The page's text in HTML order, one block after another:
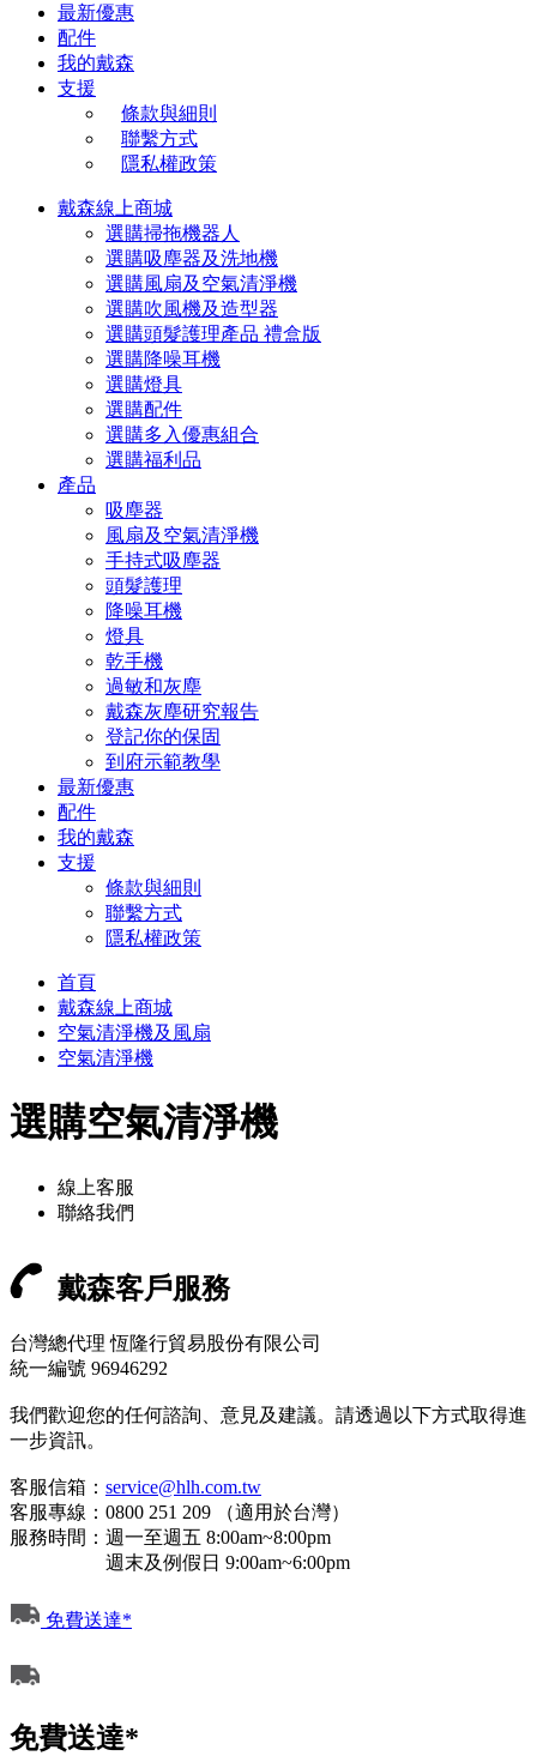
最新優惠
配件
我的戴森
支援
條款與細則
聯繫方式
隱私權政策
戴森線上商城
選購掃拖機器人
選購吸塵器及洗地機
選購風扇及空氣清淨機
選購吹風機及造型器
選購頭髮護理產品 禮盒版
選購降噪耳機
選購燈具
選購配件
選購多入優惠組合
選購福利品
產品
吸塵器
風扇及空氣清淨機
手持式吸塵器
頭髮護理
降噪耳機
燈具
乾手機
過敏和灰塵
戴森灰塵研究報告
登記你的保固
到府示範教學
最新優惠
配件
我的戴森
支援
條款與細則
聯繫方式
隱私權政策
首頁
戴森線上商城
空氣清淨機及風扇
空氣清淨機
選購空氣清淨機
線上客服
聯絡我們
戴森客戶服務
台灣總代理 恆隆行貿易股份有限公司
統一編號 96946292
我們歡迎您的任何諮詢、意見及建議。請透過以下方式取得進
一步資訊。
客服信箱： service@hlh.com.tw
客服專線：0800 251 209 （適用於台灣）
服務時間：週一至週五 8:00am~8:00pm
週末及例假日 9:00am~6:00pm
免費送達*
免費送達*